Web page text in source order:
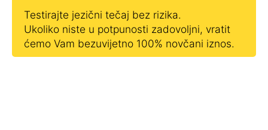
Testirajte jezični tečaj bez rizika.
Ukoliko niste u potpunosti zadovoljni, vratit
ćemo Vam bezuvijetno 100% novčani iznos.